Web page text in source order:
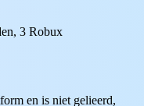
3 Robux
en is niet gelieerd,